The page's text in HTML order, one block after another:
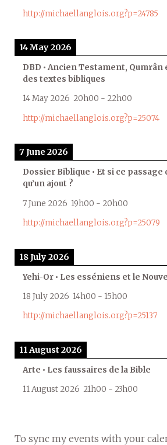
http://michaellanglois.org?p=24785
14 May 2026
DBD • Ancien Testament,
des textes bibliques
14 May 2026 20h00 - 22h00
http://michaellanglois.org?p=25074
7 June 2026
Dossier Biblique • Et si ce passage
qu’un ajout ?
7 June 2026 19h00 - 20h00
http://michaellanglois.org?p=25079
18 July 2026
Yehi-Or • Les esséniens et le
18 July 2026 14h00 - 15h00
http://michaellanglois.org?p=25137
11 August 2026
Arte • Les faussaires de la Bible
11 August 2026 21h00 - 23h00
To sync my events with your